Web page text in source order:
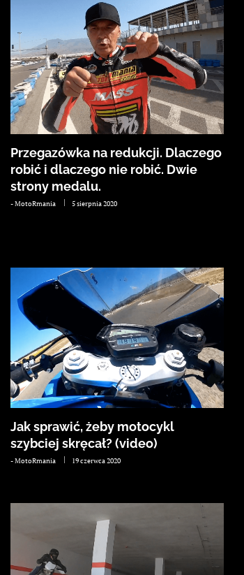
Przegazówka na redukcji. Dlaczego
robić i dlaczego nie robić. Dwie
strony medalu.
-MotoRmania 5 sierpnia 2020
Jak sprawić, żeby motocykl
szybciej skręcał? (video)
-MotoRmania 19 czerwca 2020